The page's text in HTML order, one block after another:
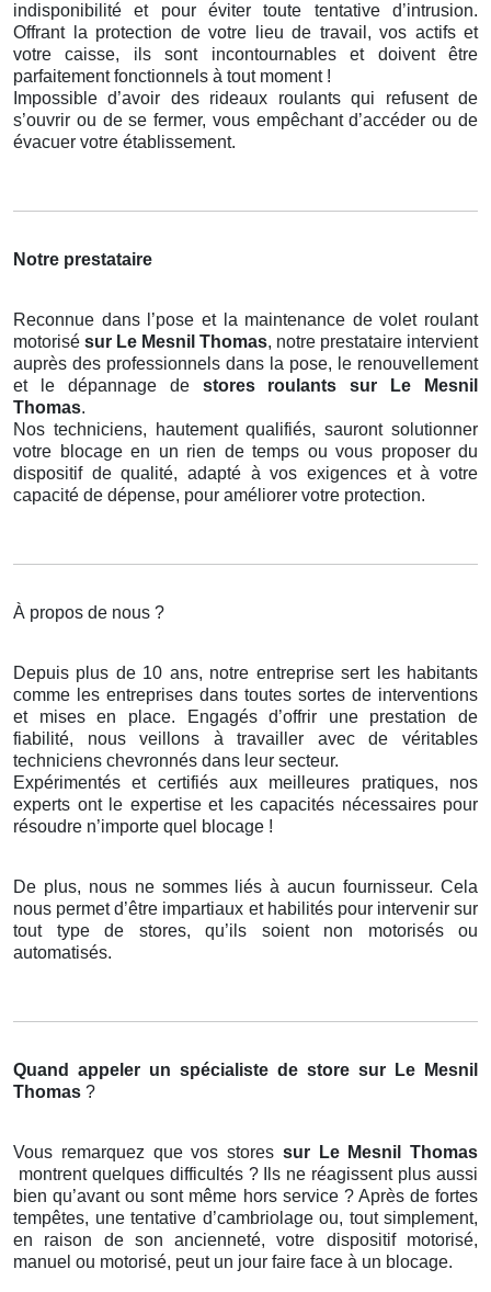
indisponibilité et pour éviter toute tentative d’intrusion.
Offrant la protection de votre lieu de travail, vos actifs et
votre caisse, ils sont incontournables et doivent être
parfaitement fonctionnels à tout moment !
Impossible d’avoir des rideaux roulants qui refusent de
s’ouvrir ou de se fermer, vous empêchant d’accéder ou de
évacuer votre établissement.
Notre prestataire
Reconnue dans l’pose et la maintenance de volet roulant
motorisé sur Le Mesnil Thomas, notre prestataire intervient
auprès des professionnels dans la pose, le renouvellement
et le dépannage de stores roulants
sur Le Mesnil
Thomas.
Nos techniciens, hautement qualifiés, sauront solutionner
votre blocage en un rien de temps ou vous proposer du
dispositif de qualité, adapté à vos exigences et à votre
capacité de dépense, pour améliorer votre protection.
À propos de nous ?
Depuis plus de 10 ans, notre entreprise sert les habitants
comme les entreprises dans toutes sortes de interventions
et mises en place. Engagés d’offrir une prestation de
fiabilité, nous veillons à travailler avec de véritables
techniciens chevronnés dans leur secteur.
Expérimentés et certifiés aux meilleures pratiques, nos
experts ont le expertise et les capacités nécessaires pour
résoudre n’importe quel blocage !
De plus, nous ne sommes liés à aucun fournisseur. Cela
nous permet d’être impartiaux et habilités pour intervenir sur
tout type de stores, qu’ils soient non motorisés ou
automatisés.
Quand appeler un spécialiste de store sur Le Mesnil
Thomas ?
Vous remarquez que vos stores sur Le Mesnil Thomas
montrent quelques difficultés ? Ils ne réagissent plus aussi
bien qu’avant ou sont même hors service ? Après de fortes
tempêtes, une tentative d’cambriolage ou, tout simplement,
en raison de son ancienneté, votre dispositif motorisé,
manuel ou motorisé, peut un jour faire face à un blocage.